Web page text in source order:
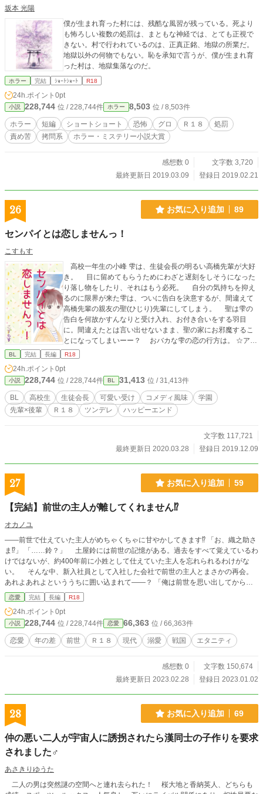
坂本 光陽
僕が生まれ育った村には、残酷な風習が残っている。死より
も怖ろしい複数の処罰は、まともな神経では、とても正視で
きない。村で行われているのは、正真正銘、地獄の所業だ。
地獄以外の何物でもない。恥を承知で言うが、僕が生まれ育
った村は、地獄集落なのだ。
ホラー 完結 ｼｮｰﾄｼｮｰﾄ R18
24h.ポイント 0pt
小説 228,744 位 / 228,744件 ホラー 8,503 位 / 8,503件
ホラー 短編 ショートショート 恐怖 グロ Ｒ１８
処罰
責め苦
拷問系 ホラー・ミステリー小説大賞
感想数 0
文字数 3,720
最終更新日 2019.03.09
登録日 2019.02.21
26 お気に入り追加 89
センパイとは恋しませんっ！
こすもす
高校一年生の小峰 雫は、生徒会長の明るい高橋先輩が大好
き。 目に留めてもらうためにわざと遅刻をしそうになった
り落し物をしたり、それはもう必死。 自分の気持ちを抑え
るのに限界が来た雫は、ついに告白を決意するが、間違えて
高橋先輩の親友の聖(ひじり)先輩にしてしまう。 聖は雫の
告白を何故かすんなりと受け入れ、お付き合いをする羽目
に。間違えたとは言い出せないまま、聖の家にお邪魔するこ
とになってしまいーー？ おバカな雫の恋の行方は。 ☆アル
ファさんは初心者ですがよろしくお願いします(*´∀｀)フジョ
ですが、読者様に楽しんで頂きたいと思いながら書いていま
す。暖かい目で見てくださると嬉しいです♡ ☆今更自作の表
紙が恥ずかしくなってしまったのでちょっと変えましたw
BL 完結 長編 R18
24h.ポイント 0pt
小説 228,744 位 / 228,744件 BL 31,413 位 / 31,413件
BL 高校生 生徒会長 可愛い受け コメディ風味
学園
先輩×後輩
Ｒ１８ ツンデレ ハッピーエンド
文字数 117,721
最終更新日 2020.03.28
登録日 2019.12.09
27 お気に入り追加 59
【完結】前世の主人が離してくれません⁉︎
オカノユ
――前世で仕えていた主人がめちゃくちゃに甘やかしてきます⁉︎ 「お、織之助さ
ま⁉︎」 「……鈴？」 土屋鈴には前世の記憶がある。過去をすべて覚えているわ
けではないが、約400年前に小姓として仕えていた主人を忘れられるわけがな
い。 そんな中、新入社員として入社した会社で前世の主人とまさかの再会。
あれよあれよといううちに囲い込まれて――？ 「俺は前世を思い出してから、
お前のことを考えなかった日はない」 前世からは考えられないくらい甘い囁
きに鈴は―― ※この作品はフィクションです。実際の歴史等とは異なる部分が
多々あります。（時代考証ガバガバですので、ファンタジーとしてお読みくださ
い） ※R18作品ですので、お読みの際はご注意ください。 ※流血表現がありま
す。
恋愛 完結 長編 R18
24h.ポイント 0pt
小説 228,744 位 / 228,744件 恋愛 66,363 位 / 66,363件
恋愛 年の差 前世 Ｒ１８ 現代 溺愛 戦国 エタニティ
感想数 0
文字数 150,674
最終更新日 2023.02.28
登録日 2023.01.02
28 お気に入り追加 69
仲の悪い二人が宇宙人に誘拐されたら漢同士の子作りを要求
されました♂
あさきりゆうた
二人の男は突然謎の空間へと連れ去られた！ 桜大地と香納英人、どちらも